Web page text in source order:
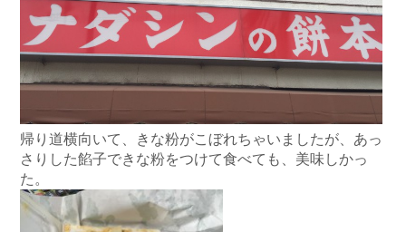
帰り道横向いて、きな粉がこぼれちゃいましたが、あっ
さりした餡子できな粉をつけて食べても、美味しかっ
た。